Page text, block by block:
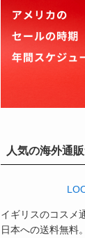
人気の海外通
イギリスのコスメ
日本への送料無料